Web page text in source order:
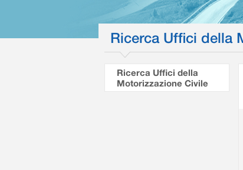
Ricerca Uffici della
Ricerca Uffici della
Motorizzazione Civile